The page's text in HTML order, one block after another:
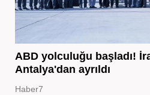
ABD yolculuğu başladı!
Antalya'dan ayrıldı
Haber7